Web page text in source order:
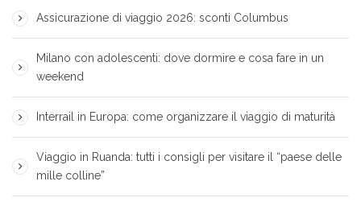
Assicurazione di viaggio 2026: sconti Columbus
Milano con adolescenti: dove dormire e cosa fare in un
weekend
Interrail in Europa: come organizzare il viaggio di maturità
Viaggio in Ruanda: tutti i consigli per visitare il “paese delle
mille colline”